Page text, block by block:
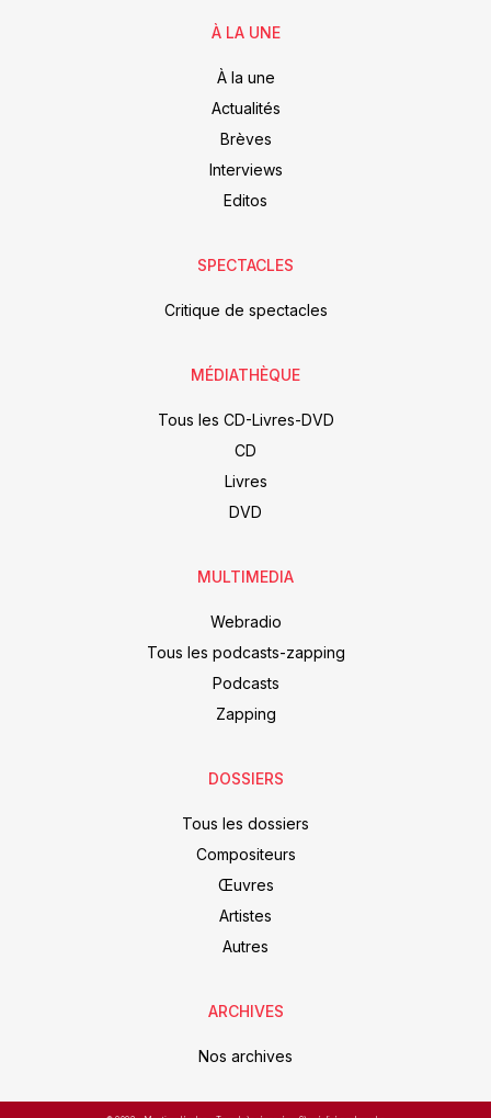
À LA UNE
À la une
Actualités
Brèves
Interviews
Editos
SPECTACLES
Critique de spectacles
MÉDIATHÈQUE
Tous les CD-Livres-DVD
CD
Livres
DVD
MULTIMEDIA
Webradio
Tous les podcasts-zapping
Podcasts
Zapping
DOSSIERS
Tous les dossiers
Compositeurs
Œuvres
Artistes
Autres
ARCHIVES
Nos archives